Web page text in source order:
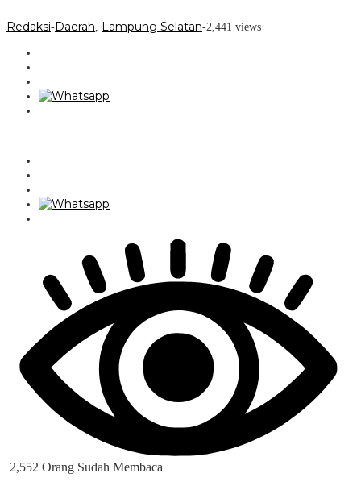
Redaksi-Daerah Lampung Selatan-2,441 views
2,552 Orang Sudah Membaca